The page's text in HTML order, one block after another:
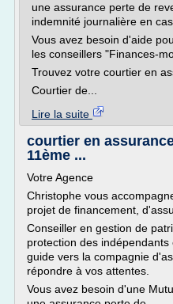
une assurance perte de
indemnité journalière en
Vous avez besoin d'aide
les conseillers "Finances-
Trouvez votre courtier en
Courtier de...
Lire la suite
courtier en
11ème ...
Votre Agence
Christophe vous
projet de financement,
Conseiller en gestion de
protection des
guide vers la compagnie
répondre à vos attentes.
Vous avez besoin d'une